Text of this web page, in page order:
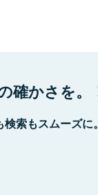
確かさを。
索もスムーズに。